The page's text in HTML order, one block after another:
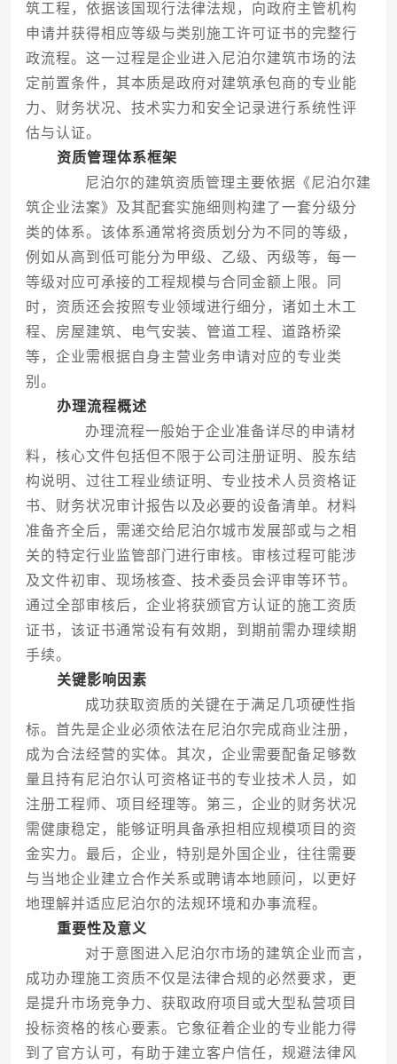
筑工程，依据该国现行法律法规，向政府主管机构
申请并获得相应等级与类别施工许可证书的完整行
政流程。这一过程是企业进入尼泊尔建筑市场的法
定前置条件，其本质是政府对建筑承包商的专业能
力、财务状况、技术实力和安全记录进行系统性评
估与认证。
资质管理体系框架
尼泊尔的建筑资质管理主要依据《尼泊尔建
筑企业法案》及其配套实施细则构建了一套分级分
类的体系。该体系通常将资质划分为不同的等级，
例如从高到低可能分为甲级、乙级、丙级等，每一
等级对应可承接的工程规模与合同金额上限。同
时，资质还会按照专业领域进行细分，诸如土木工
程、房屋建筑、电气安装、管道工程、道路桥梁
等，企业需根据自身主营业务申请对应的专业类
别。
办理流程概述
办理流程一般始于企业准备详尽的申请材
料，核心文件包括但不限于公司注册证明、股东结
构说明、过往工程业绩证明、专业技术人员资格证
书、财务状况审计报告以及必要的设备清单。材料
准备齐全后，需递交给尼泊尔城市发展部或与之相
关的特定行业监管部门进行审核。审核过程可能涉
及文件初审、现场核查、技术委员会评审等环节。
通过全部审核后，企业将获颁官方认证的施工资质
证书，该证书通常设有有效期，到期前需办理续期
手续。
关键影响因素
成功获取资质的关键在于满足几项硬性指
标。首先是企业必须依法在尼泊尔完成商业注册，
成为合法经营的实体。其次，企业需要配备足够数
量且持有尼泊尔认可资格证书的专业技术人员，如
注册工程师、项目经理等。第三，企业的财务状况
需健康稳定，能够证明具备承担相应规模项目的资
金实力。最后，企业，特别是外国企业，往往需要
与当地企业建立合作关系或聘请本地顾问，以更好
地理解并适应尼泊尔的法规环境和办事流程。
重要性及意义
对于意图进入尼泊尔市场的建筑企业而言，
成功办理施工资质不仅是法律合规的必然要求，更
是提升市场竞争力、获取政府项目或大型私营项目
投标资格的核心要素。它象征着企业的专业能力得
到了官方认可，有助于建立客户信任，规避法律风